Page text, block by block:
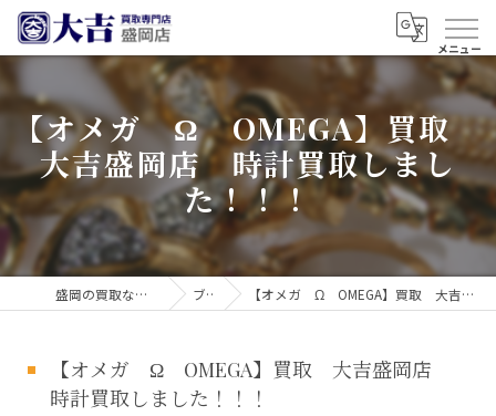
【オメガ Ω OMEGA】買取
大吉盛岡店 時計買取しまし
た！！！
盛岡の買取なら買取大吉 盛岡店 ブログ 【オメガ Ω OMEGA】買取 大吉盛岡店 時計買取しました！！！
【オメガ Ω OMEGA】買取 大吉盛岡店
時計買取しました！！！